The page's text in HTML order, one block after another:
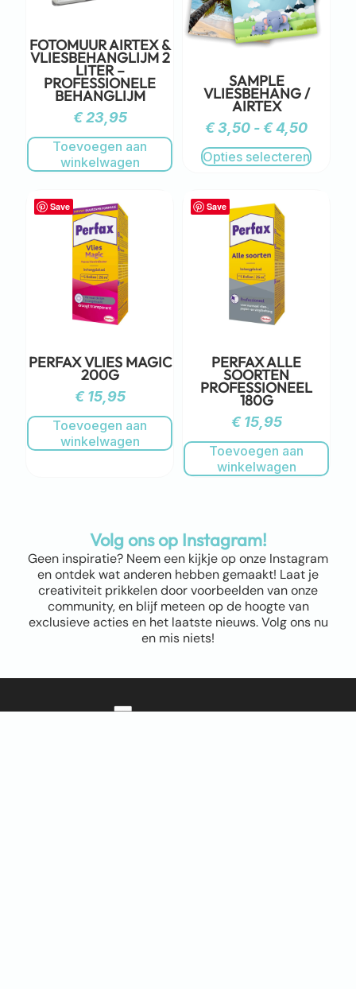
FOTOMUUR AIRTEX &
VLIESBEHANGLIJM 2
LITER –
PROFESSIONELE
BEHANGLIJM
€23,95
Toevoegen aan
winkelwagen
SAMPLE
VLIESBEHANG /
AIRTEX
€3,50 - €4,50
Opties selecteren
Save
PERFAX VLIES MAGIC
200G
€15,95
Toevoegen aan
winkelwagen
Save
PERFAX ALLE
SOORTEN
PROFESSIONEEL
180G
€15,95
Toevoegen aan
winkelwagen
Volg ons op Instagram!
Geen inspiratie? Neem een kijkje op onze Instagram
en ontdek wat anderen hebben gemaakt! Laat je
creativiteit prikkelen door voorbeelden van onze
community, en blijf meteen op de hoogte van
exclusieve acties en het laatste nieuws. Volg ons nu
en mis niets!